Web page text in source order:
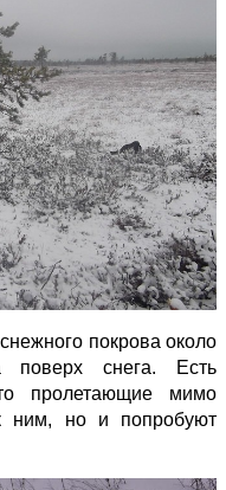
покрова около
поверх снега. Есть
пролетающие мимо
ним, но и попробуют